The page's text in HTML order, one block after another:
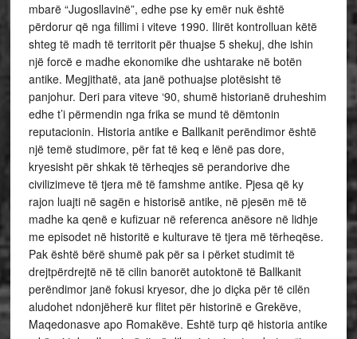
mbarë “Jugosllavinë”, edhe pse ky emër nuk është
përdorur që nga fillimi i viteve 1990. Ilirët kontrolluan këtë
shteg të madh të territorit për thuajse 5 shekuj, dhe ishin
një forcë e madhe ekonomike dhe ushtarake në botën
antike. Megjithatë, ata janë pothuajse plotësisht të
panjohur. Deri para viteve ‘90, shumë historianë druheshim
edhe t’i përmendin nga frika se mund të dëmtonin
reputacionin. Historia antike e Ballkanit perëndimor është
një temë studimore, për fat të keq e lënë pas dore,
kryesisht për shkak të tërheqjes së perandorive dhe
civilizimeve të tjera më të famshme antike. Pjesa që ky
rajon luajti në sagën e historisë antike, në pjesën më të
madhe ka qenë e kufizuar në referenca anësore në lidhje
me episodet në historitë e kulturave të tjera më tërheqëse.
Pak është bërë shumë pak për sa i përket studimit të
drejtpërdrejtë në të cilin banorët autoktonë të Ballkanit
perëndimor janë fokusi kryesor, dhe jo diçka për të cilën
aludohet ndonjëherë kur flitet për historinë e Grekëve,
Maqedonasve apo Romakëve. Eshtë turp që historia antike